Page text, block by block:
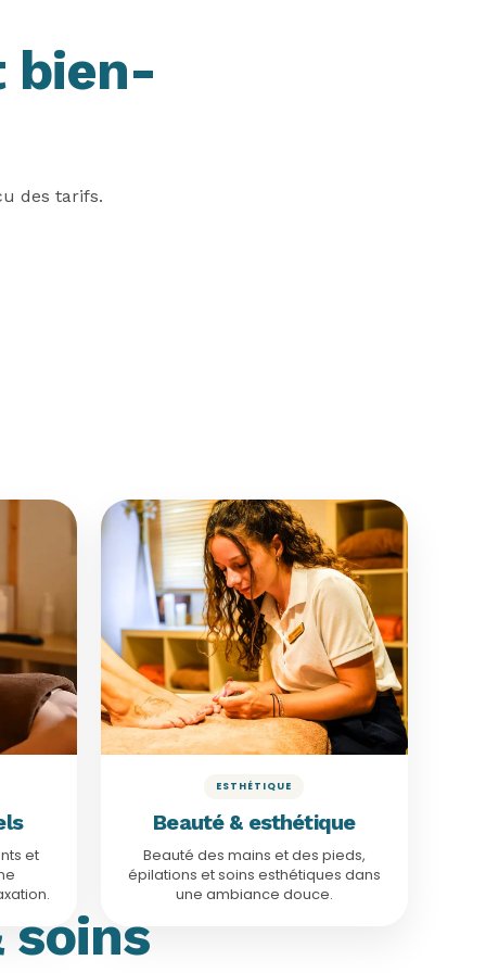
bien-
des tarifs.
et
Rituel
ESTHÉTIQUE
Beauté & esthétique
Beauté des mains et des pieds,
épilations et soins esthétiques dans
une ambiance douce.
À PARTIR DE 10€
Beauté & épilation
Soin ongles et mains
50 min · 65€
Soin ongles et pieds
50 min · 75€
Épilation
dès 15€
Beauté des pieds
50 min · 70€
Voir le détail
soins